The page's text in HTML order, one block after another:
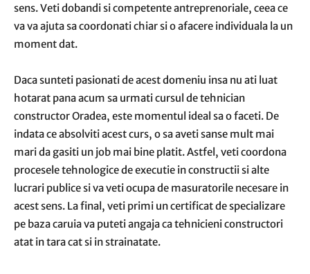
sens. Veti dobandi si competente antreprenoriale, ceea ce
va va ajuta sa coordonati chiar si o afacere individuala la un
moment dat.
Daca sunteti pasionati de acest domeniu insa nu ati luat
hotarat pana acum sa urmati cursul de tehnician
constructor Oradea, este momentul ideal sa o faceti. De
indata ce absolviti acest curs, o sa aveti sanse mult mai
mari da gasiti un job mai bine platit. Astfel, veti coordona
procesele tehnologice de executie in constructii si alte
lucrari publice si va veti ocupa de masuratorile necesare in
acest sens. La final, veti primi un certificat de specializare
pe baza caruia va puteti angaja ca tehnicieni constructori
atat in tara cat si in strainatate.